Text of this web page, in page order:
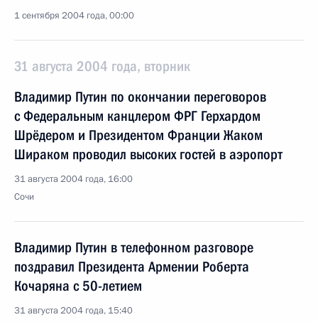
1 сентября 2004 года, 00:00
31 августа 2004 года, вторник
Владимир Путин по окончании переговоров
с Федеральным канцлером ФРГ Герхардом
Шрёдером и Президентом Франции Жаком
Шираком проводил высоких гостей в аэропорт
31 августа 2004 года, 16:00
Сочи
Владимир Путин в телефонном разговоре
поздравил Президента Армении Роберта
Кочаряна с 50-летием
31 августа 2004 года, 15:40